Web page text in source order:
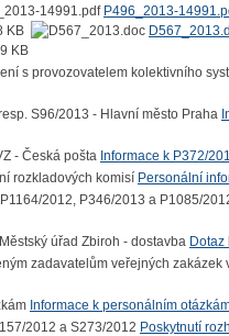
P496_2013-
KB
KB
Informace k P372/
Personální
Informace k personálním
Poskytnutí